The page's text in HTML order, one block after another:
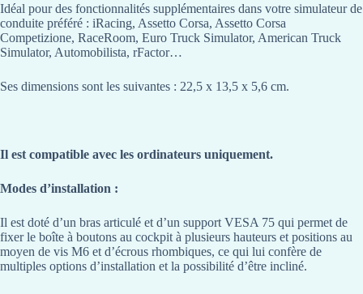
Idéal pour des fonctionnalités supplémentaires dans votre simulateur de
conduite préféré : iRacing, Assetto Corsa, Assetto Corsa
Competizione, RaceRoom, Euro Truck Simulator, American Truck
Simulator, Automobilista, rFactor…
Ses dimensions sont les suivantes : 22,5 x 13,5 x 5,6 cm.
Il est compatible avec les ordinateurs uniquement.
Modes d’installation :
Il est doté d’un bras articulé et d’un support VESA 75 qui permet de
fixer le boîte à boutons au cockpit à plusieurs hauteurs et positions au
moyen de vis M6 et d’écrous rhombiques, ce qui lui confère de
multiples options d’installation et la possibilité d’être incliné.